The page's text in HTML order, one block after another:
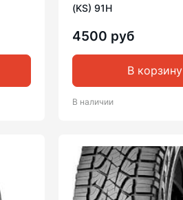
(KS) 91H
4500 руб
В корзину
В наличии